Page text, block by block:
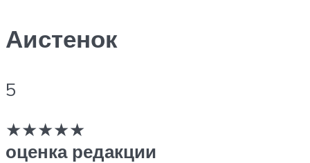
Аистенок
5
★★★★★
оценка редакции